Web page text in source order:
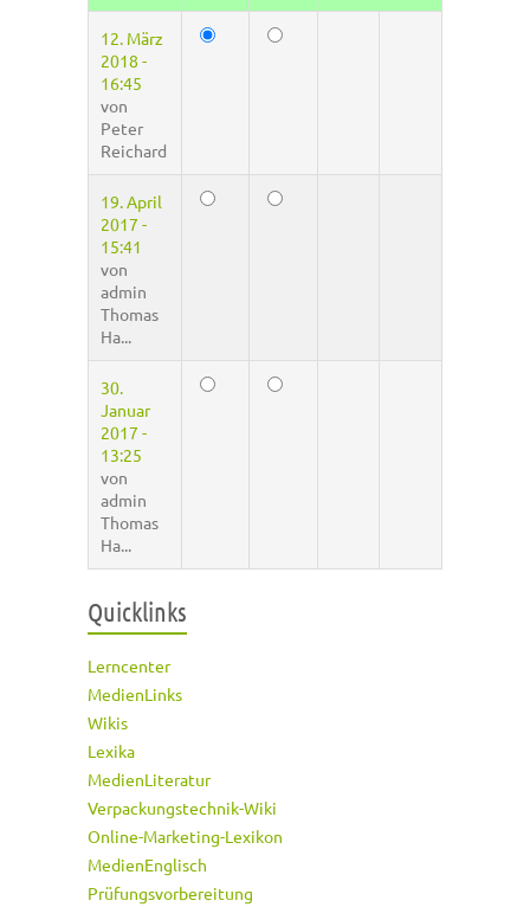
12. März
2018 -
16:45
von
Peter
Reichard
19. April
2017 -
15:41
von
admin
Thomas
Ha...
30.
Januar
2017 -
13:25
von
admin
Thomas
Ha...
Quicklinks
Lerncenter
MedienLinks
Wikis
Lexika
MedienLiteratur
Verpackungstechnik-Wiki
Online-Marketing-Lexikon
MedienEnglisch
Prüfungsvorbereitung